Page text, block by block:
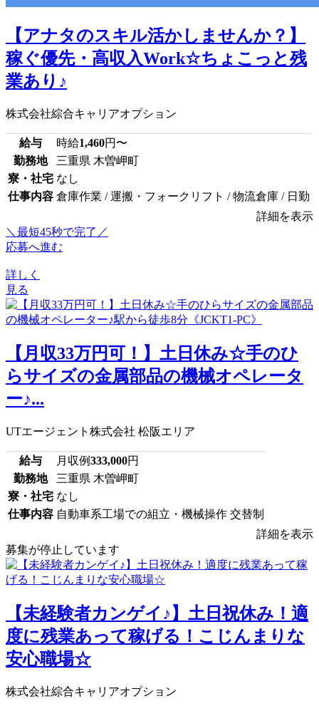
【アナタのスキル活かしませんか？】
稼ぐ優先・高収入Work☆ちょこっと残
業あり♪
株式会社綜合キャリアオプション
給与 時給1,460円〜
勤務地
三重県 木曽岬町
寮・社宅 なし
仕事内容 倉庫作業 / 運搬・フォークリフト / 物流倉庫 / 日勤
詳細を表示
＼最短45秒で完了／
応募へ進む
詳しく
見る
【月収33万円可！】土日休み☆手のひ
らサイズの金属部品の機械オペレータ
ー♪...
UTエージェント株式会社 松阪エリア
給与 月収例333,000円
勤務地
三重県 木曽岬町
寮・社宅 なし
仕事内容 自動車系工場での組立・機械操作 交替制
詳細を表示
募集が停止しています
【未経験者カンゲイ♪】土日祝休み！適
度に残業あって稼げる！こじんまりな
安心職場☆
株式会社綜合キャリアオプション